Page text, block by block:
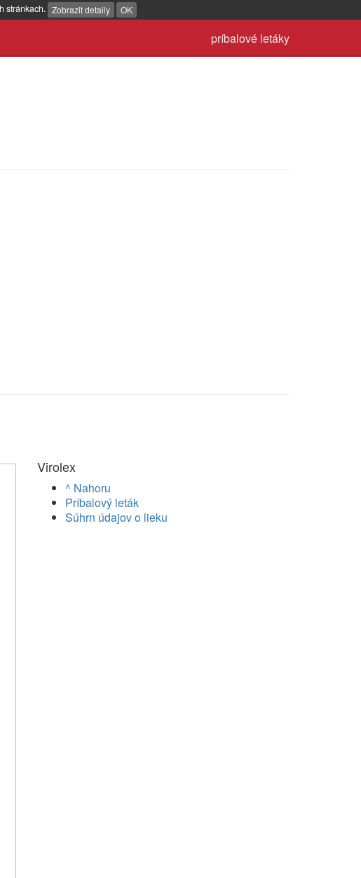
stránkach. Zobrazit detaily OK
príbalové letáky
Virolex
^ Nahoru
Príbalový leták
Súhrn údajov o lieku